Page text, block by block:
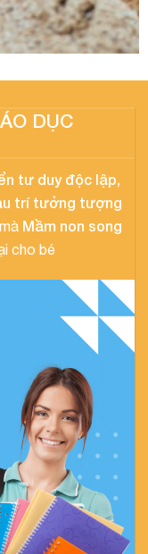
DỤC
tư duy độc lập,
trí tưởng tượng
Mầm non song
cho bé